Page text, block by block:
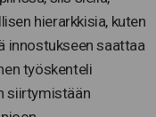
hierarkkisia, kuten
innostukseen saattaa
työskenteli
siirtymistään